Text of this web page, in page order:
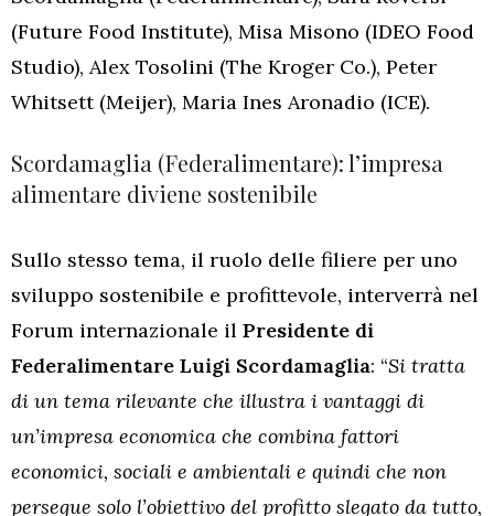
(Future Food Institute), Misa Misono (IDEO Food
Studio), Alex Tosolini (The Kroger Co.), Peter
Whitsett (Meijer), Maria Ines Aronadio (ICE).
Scordamaglia (Federalimentare): l’impresa
alimentare diviene sostenibile
Sullo stesso tema, il ruolo delle filiere per uno
sviluppo sostenibile e profittevole, interverrà nel
Forum internazionale il Presidente di
Federalimentare Luigi Scordamaglia: “Si tratta
di un tema rilevante che illustra i vantaggi di
un’impresa economica che combina fattori
economici, sociali e ambientali e quindi che non
persegue solo l’obiettivo del profitto slegato da tutto,